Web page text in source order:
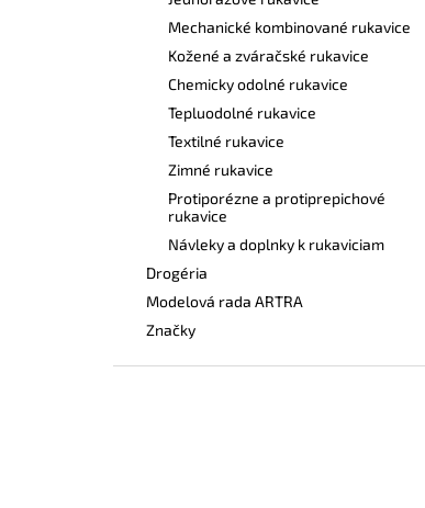
Mechanické kombinované rukavice
Kožené a zváračské rukavice
Chemicky odolné rukavice
Tepluodolné rukavice
Textilné rukavice
Zimné rukavice
Protiporézne a protiprepichové
rukavice
Návleky a doplnky k rukaviciam
Drogéria
Modelová rada ARTRA
Značky
VYSOKÁ PRACOVNÁ OBUV UVEX 2 6935
S2 SRC TREND ČIERNA
€101,50